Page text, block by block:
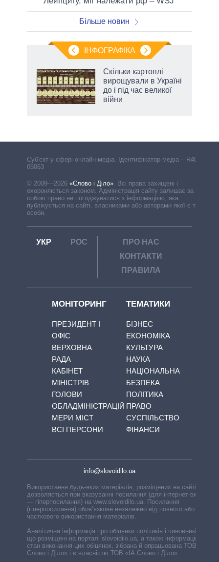
Більше новин
ІНФОГРАФІКА
Скільки картоплі
вирощували в Україні
до і під час великої
війни
Cуб'єкт у сфері онлайн-медіа. Ідентифікатор медіа – R40-
05063
© 2009—2026 «Слово і Діло». Всі права захищені і
охороняються законом. Адміністрація сайту залишає за
собою право не погоджуватися з інформацією, яка
публікується на сайті, власниками або авторами якої є треті
особи.
УКР РОС
ПРО НАС
КОНТАКТИ
ПРАВИЛА
МОНІТОРИНГ
ПРЕЗИДЕНТ І
ОФІС
ВЕРХОВНА
РАДА
КАБІНЕТ
МІНІСТРІВ
ГОЛОВИ
ОБЛАДМІНІСТРАЦІЙ
МЕРИ МІСТ
ВСІ ПЕРСОНИ
ТЕМАТИКИ
БІЗНЕС
ЕКОНОМІКА
КУЛЬТУРА
НАУКА
НАЦІОНАЛЬНА
БЕЗПЕКА
ПОЛІТИКА
ПРАВО
СУСПІЛЬСТВО
ФІНАНСИ
info@slovoidilo.ua
Використання будь-яких матеріалів, розміщених на сайті,
дозволяється при вказуванні посилання (для інтернет-видань
— гіперпосилання) на www.slovoidilo.ua. Посилання
(гіперпосилання) обов’язкове незалежно від повного або
часткового використання матеріалів.
Аналітична інформація про обіцянки політиків і чиновників,
що розміщені на порталі slovoidilo.ua, а також інформація про
стан виконання цих обіцянок, зібрана й опрацьована ТОВ «ІА
Слово і Діло» і є власністю ТОВ «ІА Слово і Діло».